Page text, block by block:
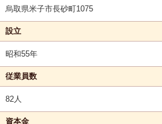
烏取県米子市長砂町1075
設立
昭和55年
従業員数
82人
資本金